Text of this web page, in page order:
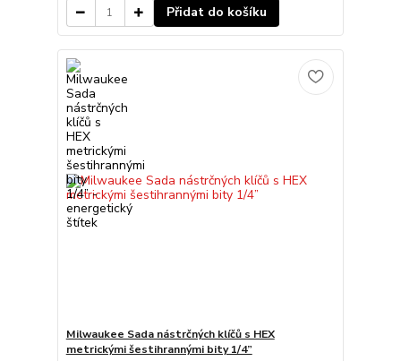
Přidat do košíku
Milwaukee Sada nástrčných klíčů s HEX
metrickými šestihrannými bity 1/4”